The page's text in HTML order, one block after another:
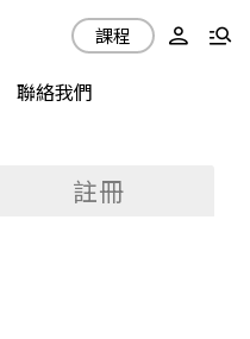
聯絡我們
課程
註冊